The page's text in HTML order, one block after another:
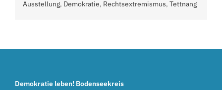
Ausstellung, Demokratie, Rechtsextremismus, Tettnang
Demokratie leben! Bodenseekreis